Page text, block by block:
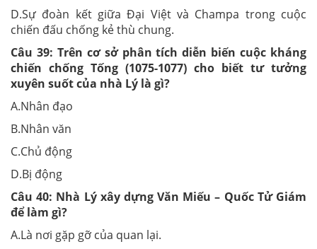
D.Sự đoàn kết giữa Đại Việt và Champa trong cuộc
chiến đấu chống kẻ thù chung.
Câu 39: Trên cơ sở phân tích diễn biến cuộc kháng
chiến chống Tống (1075-1077) cho biết tư tưởng
xuyên suốt của nhà Lý là gì?
A.Nhân đạo
B.Nhân văn
C.Chủ động
D.Bị động
Câu 40: Nhà Lý xây dựng Văn Miếu – Quốc Tử Giám
để làm gì?
A.Là nơi gặp gỡ của quan lại.